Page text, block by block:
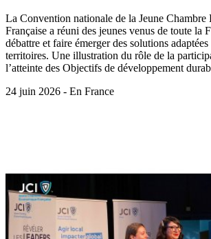
La Convention nationale de la Jeune Chambre
Française a réuni des jeunes venus de toute la
débattre et faire émerger des solutions
territoires. Une illustration du rôle de la
l’atteinte des Objectifs de développement
24 juin 2026 - En France